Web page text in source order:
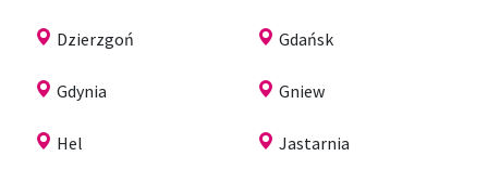
Dzierzgoń Gdańsk
Gdynia Gniew
Hel Jastarnia